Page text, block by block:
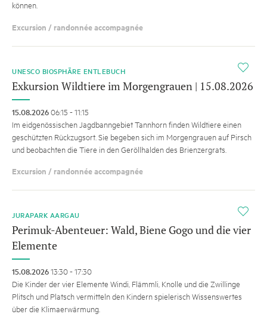
können.
Excursion / randonnée accompagnée
i
UNESCO BIOSPHÄRE ENTLEBUCH
Exkursion Wildtiere im Morgengrauen | 15.08.2026
15.08.202606:15 - 11:15
Im eidgenössischen Jagdbanngebiet Tannhorn finden Wildtiere einen
geschützten Rückzugsort. Sie begeben sich im Morgengrauen auf Pirsch
und beobachten die Tiere in den Geröllhalden des Brienzergrats.
Excursion / randonnée accompagnée
i
JURAPARK AARGAU
Perimuk-Abenteuer: Wald, Biene Gogo und die vier
Elemente
15.08.202613:30 - 17:30
Die Kinder der vier Elemente Windi, Flämmli, Knolle und die Zwillinge
Plitsch und Platsch vermitteln den Kindern spielerisch Wissenswertes
über die Klimaerwärmung.